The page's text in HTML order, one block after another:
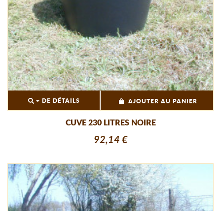
+ DE DÉTAILS AJOUTER AU PANIER
CUVE 230 LITRES NOIRE
92,14 €